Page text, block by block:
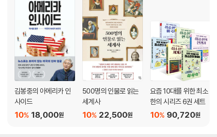
16. [냉전] 세계는 왜 둘로 나뉘었을까?
17. [68운동] 꽃과 음악으로 반전을 외친 청년들
18. [탈냉전] 냉전의 종식, 맥도날드 모스크바 1호점
19. [9·11 테러] 오사마 빈라덴은 왜 미국을 공격했을까?
20. [신냉전] 미국과 중국이 서로 등 돌린 이유는?
김봉중의 아메리카 인
사이드
18,000원
10%
500명의 인물로 읽는
세계사
22,500원
10%
요즘 10대를 위한 최소
한의 시리즈 6권 세트
90,720원
10%